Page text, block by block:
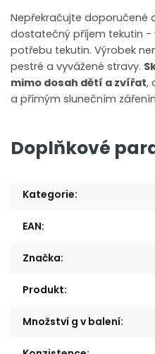
Nepřekračujte doporučené
dostatečný příjem tekutin -
potřebu tekutin. Výrobek
pestré a vyvážené stravy.
mimo dosah dětí a zvířat,
a přímým slunečním
Doplňkové
Kategorie:
EAN:
Značka:
Produkt:
Množství g v balení: